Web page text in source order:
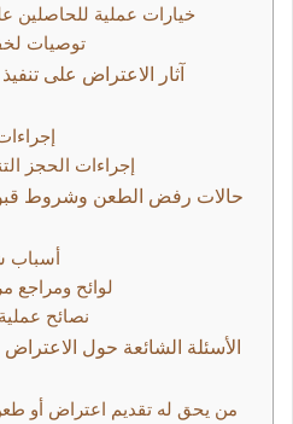
خيارات عملية للحاصلين
توصيات
آثار الاعتراض على
إجراءات الحجز
حالات رفض الطعن وشروط
أسباب
لوائح ومراجع
نصائح
الأسئلة الشائعة حول
من يحق له تقديم اعتراض أو